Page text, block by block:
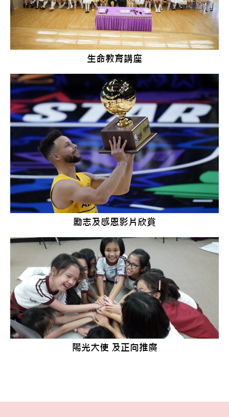
生命教育講座
勵志及感恩影片欣賞
陽光大使 及正向推廣